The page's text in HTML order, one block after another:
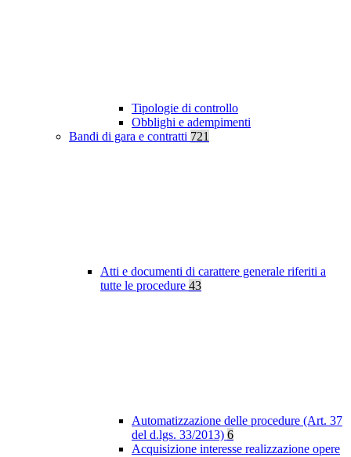
Tipologie di controllo
Obblighi e adempimenti
Bandi di gara e contratti 721
Atti e documenti di carattere generale riferiti a
tutte le procedure 43
Automatizzazione delle procedure (Art. 37
del d.lgs. 33/2013) 6
Acquisizione interesse realizzazione opere